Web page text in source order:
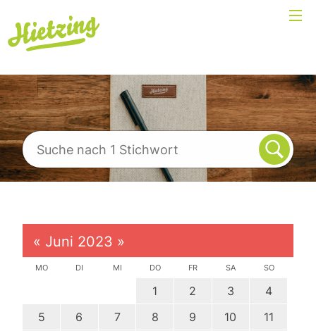
« Juni 2023 »
MO DI MI DO FR SA SO
1 2 3
4
5
6 7 8 9 10
11